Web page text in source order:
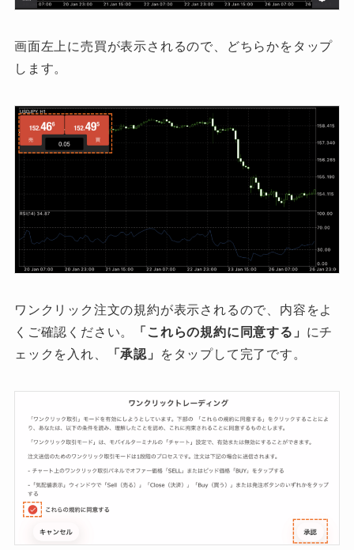
画面左上に売買が表示されるので、どちらかをタップ
します。
ワンクリック注文の規約が表示されるので、内容をよ
くご確認ください。
「これらの規約に同意する」 にチ
ェックを入れ、
「承認」 をタップして完了です。